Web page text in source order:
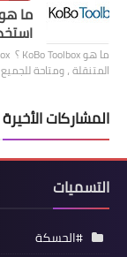
المتنقلة ، ومتاحة
المشاركات الأخيرة
التسميات
#الحسكة